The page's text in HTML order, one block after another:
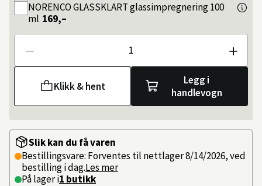
NORENCOGLASSKLART glassimpregnering 100
ml 169,–
Antall
Klikk & hent
Legg i
handlevogn
Slik kan du få varen
Bestillingsvare: Forventes til nettlager 8/14/2026, ved
bestilling i dag.Les mer
På lager i1 butikk